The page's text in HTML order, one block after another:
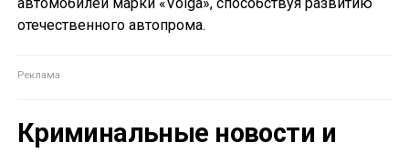
отечественного автопрома.
Криминальные новости и